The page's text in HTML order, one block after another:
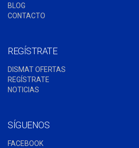
BLOG
CONTACTO
REGÍSTRATE
DISMAT OFERTAS
REGÍSTRATE
NOTICIAS
SÍGUENOS
FACEBOOK